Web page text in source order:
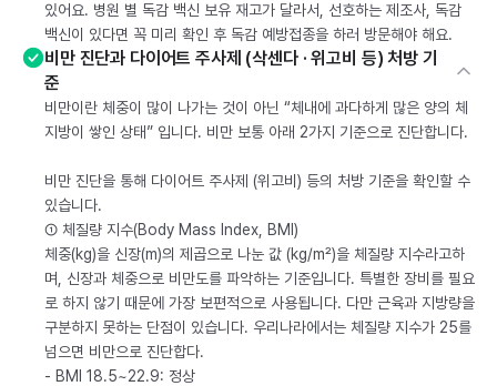
있어요. 병원 별 독감 백신 보유 재고가 달라서, 선호하는 제조사, 독감
백신이 있다면 꼭 미리 확인 후 독감 예방접종을 하러 방문해야 해요.
비만 진단과 다이어트 주사제 (삭센다 · 위고비 등) 처방 기
준
비만이란 체중이 많이 나가는 것이 아닌 “체내에 과다하게 많은 양의 체
지방이 쌓인 상태” 입니다. 비만 보통 아래 2가지 기준으로 진단합니다.
비만 진단을 통해 다이어트 주사제 (위고비) 등의 처방 기준을 확인할 수
있습니다.
① 체질량 지수(Body Mass Index, BMI)
체중(kg)을 신장(m)의 제곱으로 나눈 값 (kg/m²)을 체질량 지수라고하
며, 신장과 체중으로 비만도를 파악하는 기준입니다. 특별한 장비를 필요
로 하지 않기 때문에 가장 보편적으로 사용됩니다. 다만 근육과 지방량을
구분하지 못하는 단점이 있습니다. 우리나라에서는 체질량 지수가 25를
넘으면 비만으로 진단합다.
- BMI 18.5~22.9: 정상